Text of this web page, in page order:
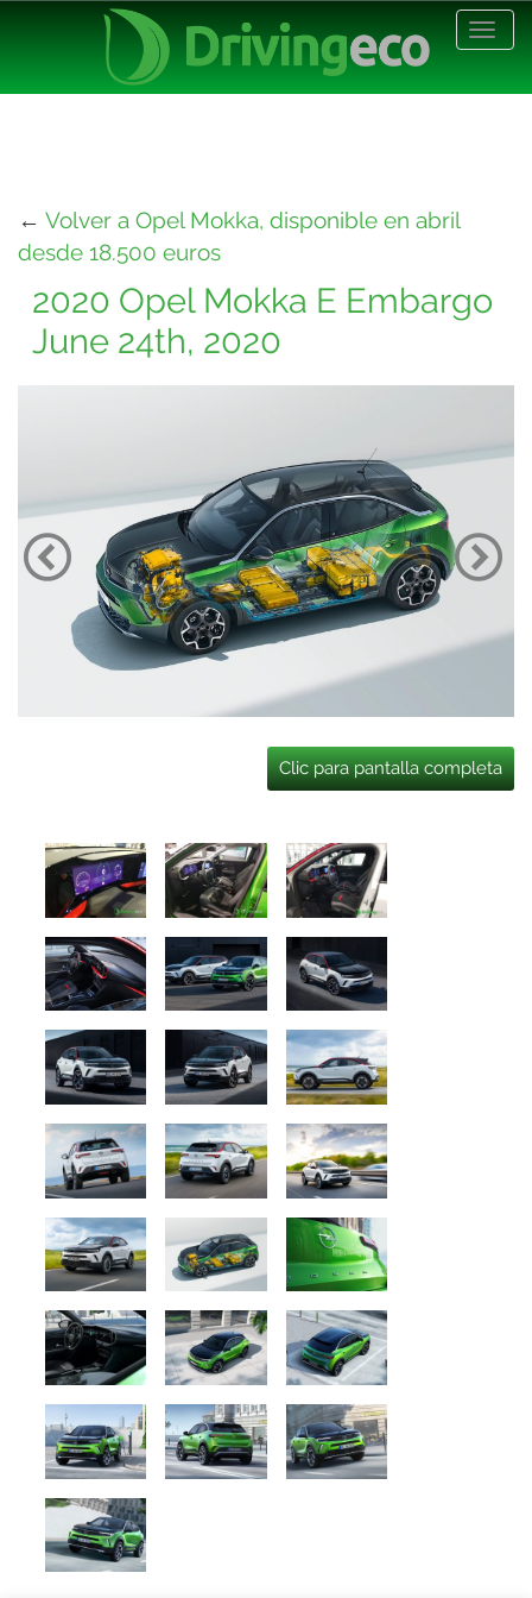
← Volver a Opel Mokka, disponible en abril
desde 18.500 euros
2020 Opel Mokka E Embargo
June 24th, 2020
Clic para pantalla completa